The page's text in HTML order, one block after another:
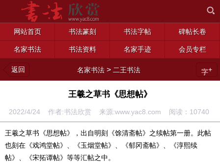
网站首页 书法篆刻 书法字帖 碑帖长卷
名家书法 书法资料 名家手迹 会员专栏
返回 名家书法 > 二王书法 字+
王羲之草书《思想帖》
2022/4/24 作者:书法欣赏 来源:www.yac8.com 阅读： 10740
王羲之草书《思想帖》，出自明刻《馀清斋帖》之续帖第一册。此帖
也刻在《戏鸿堂帖》、《玉烟堂帖》、《郁冈斋帖》、《淳熙续
帖》、《宋拓谭帖》等等汇帖之中。